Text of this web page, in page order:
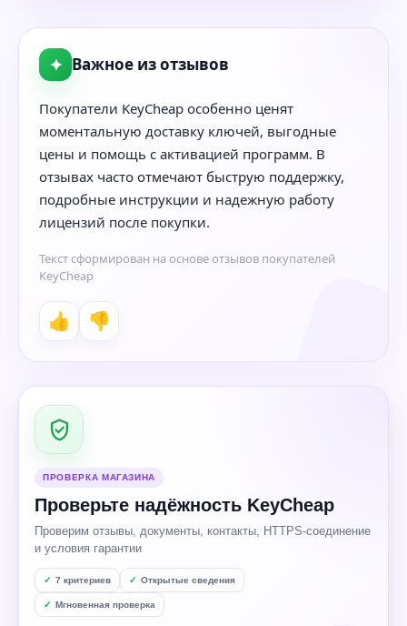
✦ Важное из отзывов
Покупатели KeyCheap особенно ценят
моментальную доставку ключей, выгодные
цены и помощь с активацией программ. В
отзывах часто отмечают быструю поддержку,
подробные инструкции и надежную работу
лицензий после покупки.
Текст сформирован на основе отзывов покупателей
KeyCheap
👍 👎
ПРОВЕРКА МАГАЗИНА
Проверьте надёжность KeyCheap
Проверим отзывы, документы, контакты, HTTPS-соединение
и условия гарантии
7 критериев Открытые сведения
Мгновенная проверка